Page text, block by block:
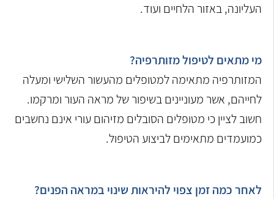
העליונה, באזור הלחיים ועוד.
מי מתאים לטיפול מזותרפיה?
המזותרפיה מתאימה למטופלים מהעשור השלישי ומעלה
לחייהם, אשר מעוניינים בשיפור של מראה העור ומרקמו.
חשוב לציין כי מטופלים הסובלים מזיהום עורי אינם נחשבים
כמועמדים מתאימים לביצוע הטיפול.
לאחר כמה זמן צפוי להיראות שינוי במראה הפנים?